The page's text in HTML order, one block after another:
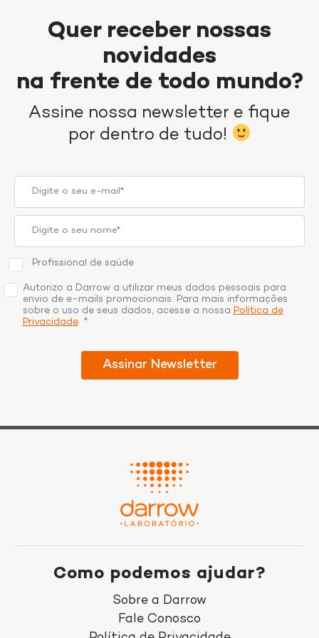
Quer receber nossas
novidades
na frente de todo mundo?
Assine nossa newsletter e fique
por dentro de tudo!
Profissional de saúde
Autorizo a Darrow a utilizar meus dados pessoais para
envio de e-mails promocionais. Para mais informações
sobre o uso de seus dados, acesse a nossa Política de
Privacidade. *
Como podemos ajudar?
Sobre a Darrow
Fale Conosco